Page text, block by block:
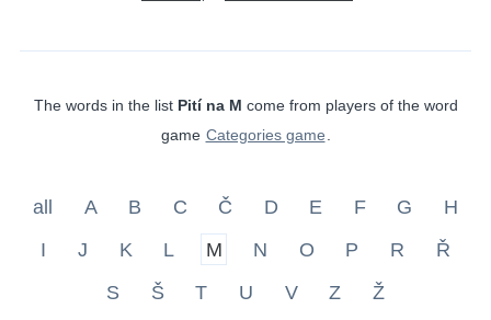
The words in the list Pití na M come from players of the word
game Categories game
all A B C Č D E F G
H
I
J K L M N O P R
Ř
S
Š T U V Z Ž